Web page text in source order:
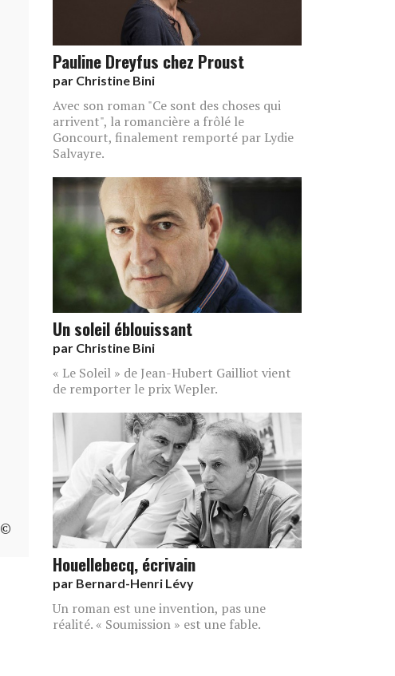
Pauline Dreyfus chez Proust
par Christine Bini
Avec son roman "Ce sont des choses qui
arrivent", la romancière a frôlé le
Goncourt, finalement remporté par Lydie
Salvayre.
Un soleil éblouissant
par Christine Bini
« Le Soleil » de Jean-Hubert Gailliot vient
de remporter le prix Wepler.
Houellebecq, écrivain
par Bernard-Henri Lévy
Un roman est une invention, pas une
réalité. « Soumission » est une fable.